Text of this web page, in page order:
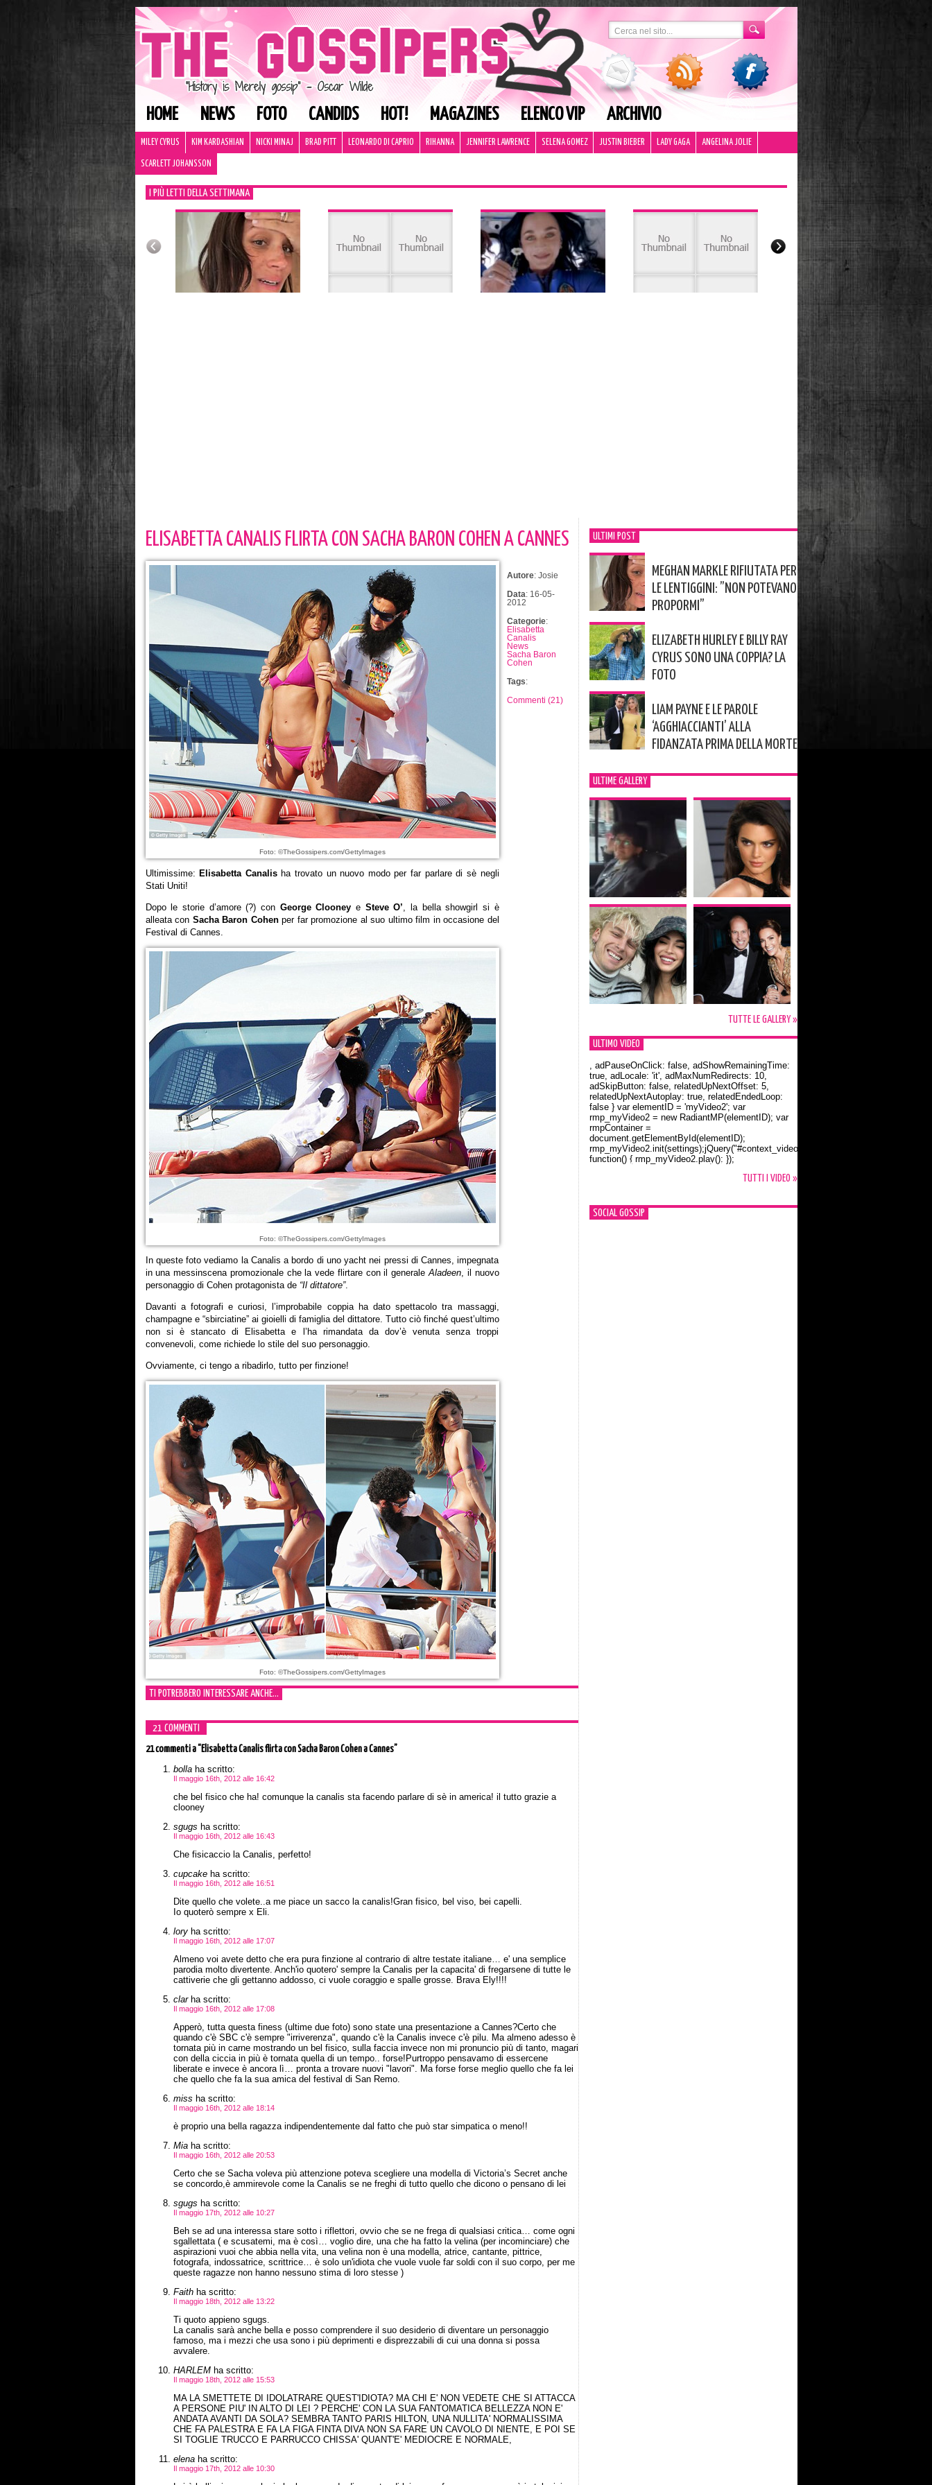
HOME NEWS FOTO CANDIDS HOT! MAGAZINES ELENCO VIP ARCHIVIO
MILEY CYRUS KIM KARDASHIAN NICKI MINAJ BRAD PITT LEONARDO DI CAPRIO RIHANNA JENNIFER LAWRENCE SELENA GOMEZ JUSTIN BIEBER LADY GAGA ANGELINA JOLIE
SCARLETT JOHANSSON
I PIÙ LETTI DELLA SETTIMANA
ELISABETTA CANALIS FLIRTA CON SACHA BARON COHEN A CANNES
Foto: ©TheGossipers.com/GettyImages
Ultimissime: Elisabetta Canalisha trovato un nuovo modo per far parlare di sè negli
Stati Uniti!
Dopo le storie d’amore (?) con George Clooney e Steve O’, la bella showgirl si è
alleata con Sacha Baron Cohenper far promozione al suo ultimo film in occasione del
Festival di Cannes.
Foto: ©TheGossipers.com/GettyImages
In queste foto vediamo la Canalis a bordo di uno yacht nei pressi di Cannes, impegnata
in una messinscena promozionale che la vede flirtare con il generaleAladeen, il nuovo
personaggio di Cohen protagonista de “Il dittatore”.
Davanti a fotografi e curiosi, l’improbabile coppia ha dato spettacolo tra massaggi,
champagne e “sbirciatine” ai gioielli di famiglia del dittatore. Tutto ciò finché quest’ultimo
non si è stancato di Elisabetta e l’ha rimandata da dov’è venuta senza troppi
convenevoli, come richiede lo stile del suo personaggio.
Ovviamente, ci tengo a ribadirlo, tutto per finzione!
Foto: ©TheGossipers.com/GettyImages
Autore: Josie
Data: 16-05-
2012
Categorie:
Elisabetta
Canalis
News
Sacha Baron
Cohen
Tags:
Commenti (21)
TI POTREBBERO INTERESSARE ANCHE...
21 COMMENTI
21 commentia “Elisabetta Canalis flirta con Sacha Baron Cohen a Cannes”
bollaha scritto:
Il maggio 16th, 2012 alle 16:42
che bel fisico che ha! comunque la canalis sta facendo parlare di sè in america! il tutto grazie a
clooney
sgugs ha scritto:
Il maggio 16th, 2012 alle 16:43
Che fisicaccio la Canalis, perfetto!
cupcakeha scritto:
Il maggio 16th, 2012 alle 16:51
Dite quello che volete..a me piace un sacco la canalis!Gran fisico, bel viso, bei capelli.
Io quoterò sempre x Eli.
loryha scritto:
Il maggio 16th, 2012 alle 17:07
Almeno voi avete detto che era pura finzione al contrario di altre testate italiane… e' una semplice
parodia molto divertente. Anch'io quotero' sempre la Canalis per la capacita' di fregarsene di tutte le
cattiverie che gli gettanno addosso, ci vuole coraggio e spalle grosse. Brava Ely!!!!
clarha scritto:
Il maggio 16th, 2012 alle 17:08
Apperò, tutta questa finess (ultime due foto) sono state una presentazione a Cannes?Certo che
quando c'è SBC c'è sempre "irriverenza", quando c'è la Canalis invece c'è pilu. Ma almeno adesso è
tornata più in carne mostrando un bel fisico, sulla faccia invece non mi pronuncio più di tanto, magari
con della ciccia in più è tornata quella di un tempo.. forse!Purtroppo pensavamo di essercene
liberate e invece è ancora lì… pronta a trovare nuovi "lavori". Ma forse forse meglio quello che fa lei
che quello che fa la sua amica del festival di San Remo.
miss ha scritto:
Il maggio 16th, 2012 alle 18:14
è proprio una bella ragazza indipendentemente dal fatto che può star simpatica o meno!!
Miaha scritto:
Il maggio 16th, 2012 alle 20:53
Certo che se Sacha voleva più attenzione poteva scegliere una modella di Victoria’s Secret anche
se concordo,è ammirevole come la Canalis se ne freghi di tutto quello che dicono o pensano di lei
sgugs ha scritto:
Il maggio 17th, 2012 alle 10:27
Beh se ad una interessa stare sotto i riflettori, ovvio che se ne frega di qualsiasi critica… come ogni
sgallettata ( e scusatemi, ma è così… voglio dire, una che ha fatto la velina (per incominciare) che
aspirazioni vuoi che abbia nella vita, una velina non è una modella, atrice, cantante, pittrice,
fotografa, indossatrice, scrittrice… è solo un'idiota che vuole vuole far soldi con il suo corpo, per me
queste ragazze non hanno nessuno stima di loro stesse )
Faithha scritto:
Il maggio 18th, 2012 alle 13:22
Ti quoto appieno sgugs.
La canalis sarà anche bella e posso comprendere il suo desiderio di diventare un personaggio
famoso, ma i mezzi che usa sono i più deprimenti e disprezzabili di cui una donna si possa
avvalere.
HARLEMha scritto:
Il maggio 18th, 2012 alle 15:53
MA LA SMETTETE DI IDOLATRARE QUEST'IDIOTA? MA CHI E' NON VEDETE CHE SI ATTACCA
A PERSONE PIU' IN ALTO DI LEI ? PERCHE' CON LA SUA FANTOMATICA BELLEZZA NON E'
ANDATA AVANTI DA SOLA? SEMBRA TANTO PARIS HILTON, UNA NULLITA' NORMALISSIMA
CHE FA PALESTRA E FA LA FIGA FINTA DIVA NON SA FARE UN CAVOLO DI NIENTE, E POI SE
SI TOGLIE TRUCCO E PARRUCCO CHISSA' QUANT'E' MEDIOCRE E NORMALE,
elenaha scritto:
Il maggio 17th, 2012 alle 10:30
ULTIMI POST
MEGHAN MARKLE RIFIUTATA PER
LE LENTIGGINI: ”NON POTEVANO
PROPORMI”
ELIZABETH HURLEY E BILLY RAY
CYRUS SONO UNA COPPIA? LA
FOTO
LIAM PAYNE E LE PAROLE
‘AGGHIACCIANTI’ ALLA
FIDANZATA PRIMA DELLA MORTE
ULTIME GALLERY
TUTTE LE GALLERY »
ULTIMO VIDEO
Orlando Bloom e la t-shirt dedicata a Flynn
, adPauseOnClick: false, adShowRemainingTime:
true, adLocale: 'it', adMaxNumRedirects: 10,
adSkipButton: false, relatedUpNextOffset: 5,
relatedUpNextAutoplay: true, relatedEndedLoop:
false } var elementID = 'myVideo2'; var
rmp_myVideo2 = new RadiantMP(elementID); var
rmpContainer =
document.getElementById(elementID);
rmp_myVideo2.init(settings);jQuery("#context_video2").one("mouseover",
function() { rmp_myVideo2.play(); });
TUTTI I VIDEO »
SOCIAL GOSSIP